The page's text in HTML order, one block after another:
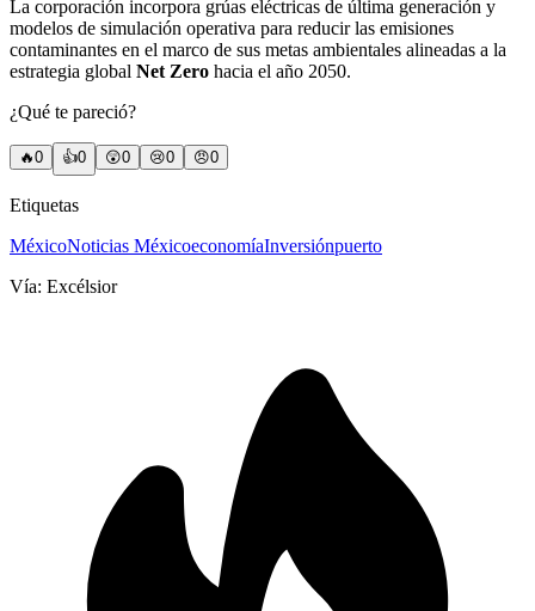
La corporación incorpora grúas eléctricas de última generación y
modelos de simulación operativa para reducir las emisiones
contaminantes en el marco de sus metas ambientales alineadas a la
estrategia global Net Zero hacia el año 2050.
¿Qué te pareció?
🔥0 👍0 😲0 😢0 😠0
Etiquetas
MéxicoNoticias MéxicoeconomíaInversiónpuerto
Vía: Excélsior